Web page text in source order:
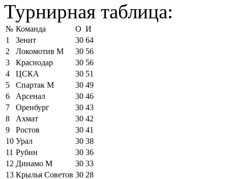
Турнирная таблица:
№ Команда О И
1
Зенит 30 64
2
Локомотив М 30 56
3
Краснодар 30 56
4
ЦСКА 30 51
5
Спартак М 30 49
6
Арсенал 30 46
7
Оренбург 30 43
8
Ахмат 30 42
9
Ростов 30 41
10 Урал 30 38
11 Рубин 30 36
12 Динамо М 30 33
13 Крылья Советов 30 28